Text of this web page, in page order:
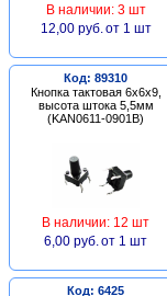
В наличии: 3 шт
12,00 руб. от 1 шт
Код: 89310
Кнопка тактовая 6х6х9,
высота штока 5,5мм
(KAN0611-0901B)
В наличии: 12 шт
6,00 руб. от 1 шт
Код: 6425